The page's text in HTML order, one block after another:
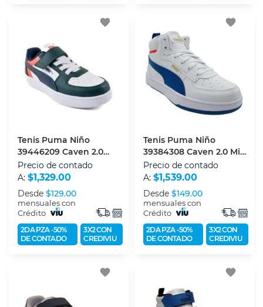
favorite
Tenis Puma Niño
39446209 Caven 2.0
Block Ac+ps
Precio de contado
A: $1,329.00
Desde $129.00
mensuales con
Crédito
2DA PZA -50%
DE CONTADO
3X2 CON
CREDIVIU
favorite
Tenis Puma Niño
39384308 Caven 2.0 Mid
Ps
Precio de contado
A: $1,539.00
Desde $149.00
mensuales con
Crédito
2DA PZA -50%
DE CONTADO
3X2 CON
CREDIVIU
favorite favorite